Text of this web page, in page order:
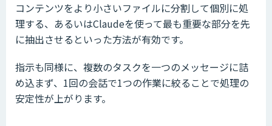
コンテンツをより小さいファイルに分割して個別に処
理する、あるいはClaudeを使って最も重要な部分を先
に抽出させるといった方法が有効です。
指示も同様に、複数のタスクを一つのメッセージに詰
め込まず、1回の会話で1つの作業に絞ることで処理の
安定性が上がります。